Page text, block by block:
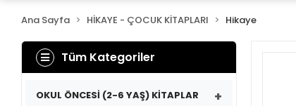
Ana Sayfa HİKAYE - ÇOCUK KİTAPLARI Hikaye
Tüm Kategoriler
OKUL ÖNCESİ (2-6 YAŞ) KİTAPLAR +